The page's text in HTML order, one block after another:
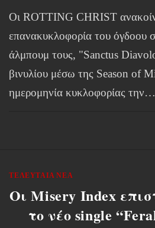
Οι ROTTING CHRIST
επανακυκλοφορία του όγδοου
άλμπουμ τους, "Sanctus
βινυλίου μέσω της Season of
ημερομηνία κυκλοφορίας την…
ΤΕΛΕΥΤΑΊΑ ΝΈΑ
Οι Misery Index
το νέο single